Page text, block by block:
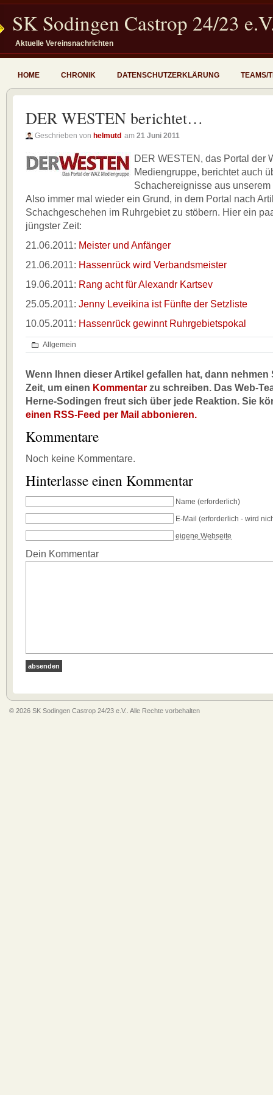
SK Sodingen Castrop 24/23
Aktuelle Vereinsnachrichten
HOME CHRONIK DATENSCHUTZERKLÄRUNG TEAMS/
DER WESTEN berichtet…
Geschrieben von helmutd am 21 Juni 2011
DER WESTEN, das Portal der
Mediengruppe, berichtet auch
Schachereignisse aus
Also immer mal wieder ein Grund, in dem Portal nach
Schachgeschehen im Ruhrgebiet zu stöbern. Hier ein
jüngster Zeit:
21.06.2011: Meister und Anfänger
21.06.2011: Hassenrück wird Verbandsmeister
19.06.2011: Rang acht für Alexandr Kartsev
25.05.2011: Jenny Leveikina ist Fünfte der Setzliste
10.05.2011: Hassenrück gewinnt Ruhrgebietspokal
Allgemein
Wenn Ihnen dieser Artikel gefallen hat, dann nehmen
Zeit, um einen Kommentar zu schreiben. Das Web-
Herne-Sodingen freut sich über jede Reaktion. Sie
einen RSS-Feed per Mail abbonieren.
Kommentare
Noch keine Kommentare.
Hinterlasse einen Kommentar
Name (erforderlich)
E-Mail (erforderlich - wird
eigene Webseite
Dein Kommentar
© 2026 SK Sodingen Castrop 24/23 e.V.. Alle Rechte vorbehalten